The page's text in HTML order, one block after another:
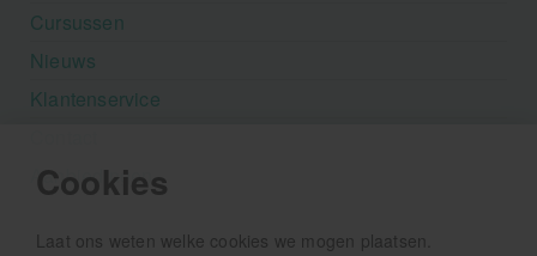
Cookies
Laat ons weten welke cookies we mogen plaatsen.
Cursussen
Nieuws
Klantenservice
Aanbiedingen